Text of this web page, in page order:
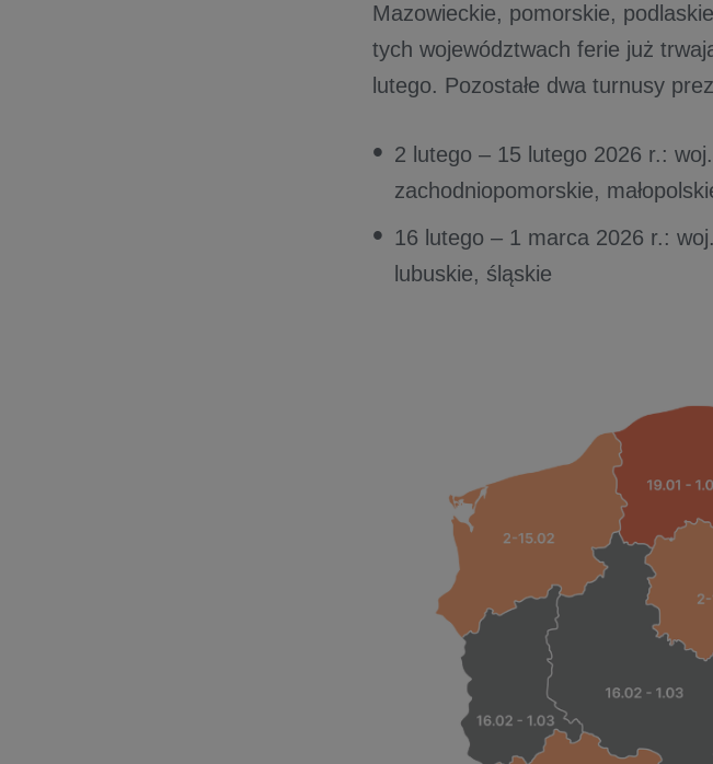
Mazowieckie, pomorskie,
tych województwach ferie już
lutego. Pozostałe dwa turnusy
2 lutego – 15 lutego 2026 r.:
zachodniopomorskie,
16 lutego – 1 marca 2026 r.:
lubuskie, śląskie